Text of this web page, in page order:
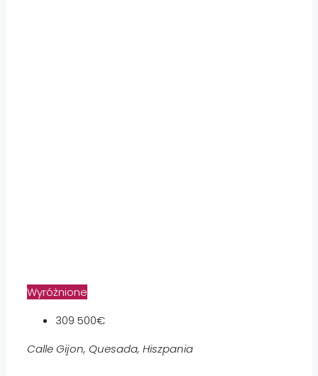
Wyróżnione
309 500€
Calle Gijon, Quesada, Hiszpania